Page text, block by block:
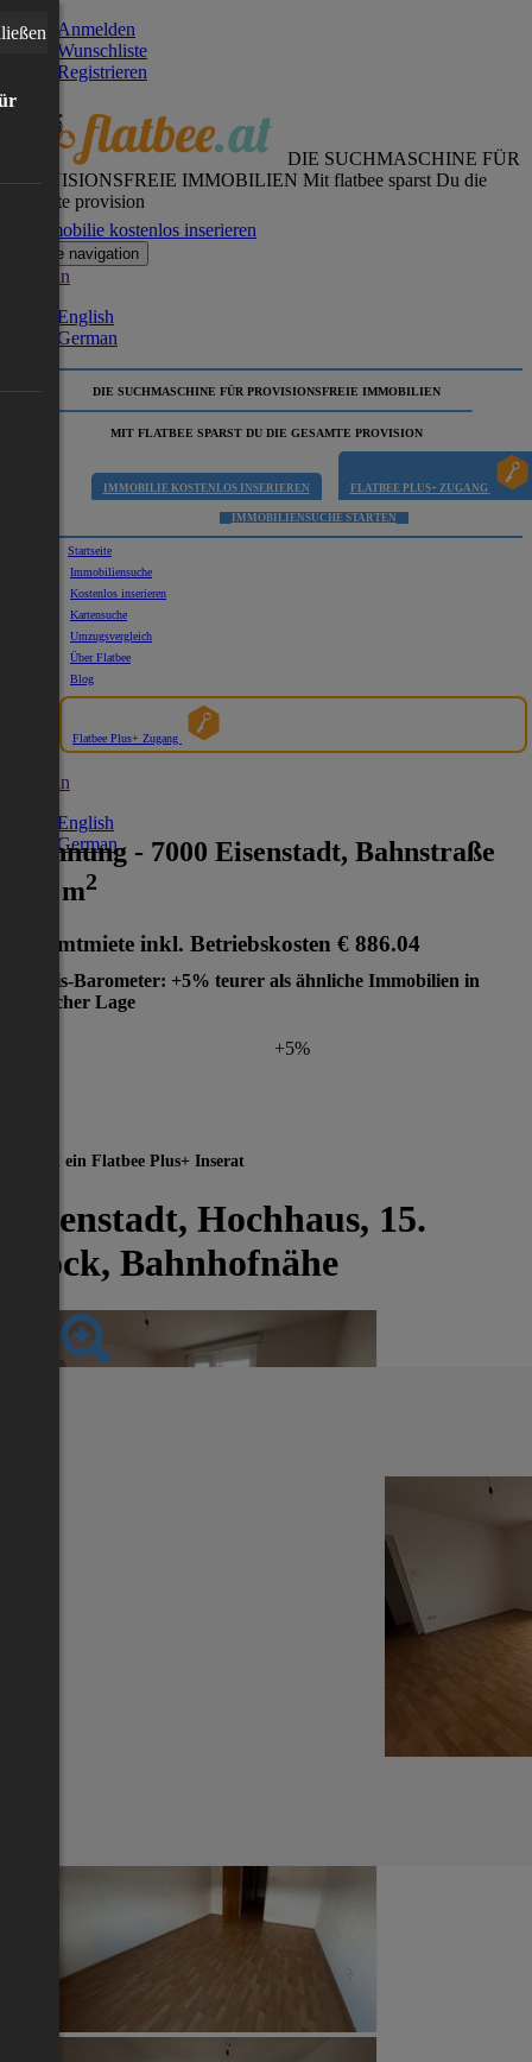
Anmelden
Wunschliste
Registrieren
DIE SUCHMASCHINE FÜR
PROVISIONSFREIE IMMOBILIEN Mit flatbee sparst Du die
gesamte provision
Immobilie kostenlos inserieren
Toggle navigation
German
English
German
DIE SUCHMASCHINE FÜR PROVISIONSFREIE IMMOBILIEN
MIT FLATBEE SPARST DU DIE GESAMTE PROVISION
IMMOBILIE KOSTENLOS INSERIEREN FLATBEE PLUS+ ZUGANG
IMMOBILIENSUCHE STARTEN
Startseite
Immobiliensuche
Kostenlos inserieren
Kartensuche
Umzugsvergleich
Über Flatbee
Blog
Flatbee Plus+ Zugang
German
English
German
Wohnung - 7000 Eisenstadt, Bahnstraße
- 77 m2
Gesamtmiete inkl. Betriebskosten € 886.04
Preis-Barometer: +5% teurer als ähnliche Immobilien in
gleicher Lage
+5%
Dies ist ein Flatbee Plus+ Inserat
Eisenstadt, Hochhaus, 15.
Stock, Bahnhofnähe